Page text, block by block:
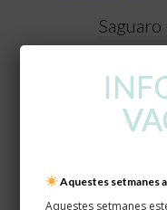
Aquestes setmanes
Aquestes setmanes